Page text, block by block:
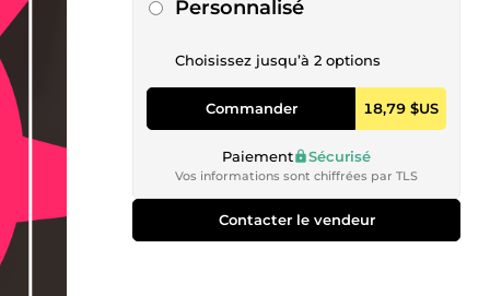
Personnalisé
Choisissez jusqu’à 2 options
Commander 18,79 $US
Paiement Sécurisé
Vos informations sont chiffrées par TLS
Contacter le vendeur